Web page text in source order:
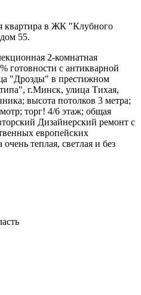
квартира в ЖК "Клубного
55.
2-комнатная
готовности с антикварной
"Дрозды" в престижном
г.Минск, улица Тихая,
высота потолков 3 метра;
торг! 4/6 этаж; общая
Дизайнерский ремонт с
европейских
теплая, светлая и без